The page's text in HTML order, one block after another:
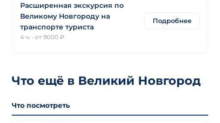
Расширенная экскурсия по
Великому Новгороду на
транспорте туриста
4 ч. · от 9000 ₽
Подробнее
Что ещё в Великий Новгород
Что посмотреть